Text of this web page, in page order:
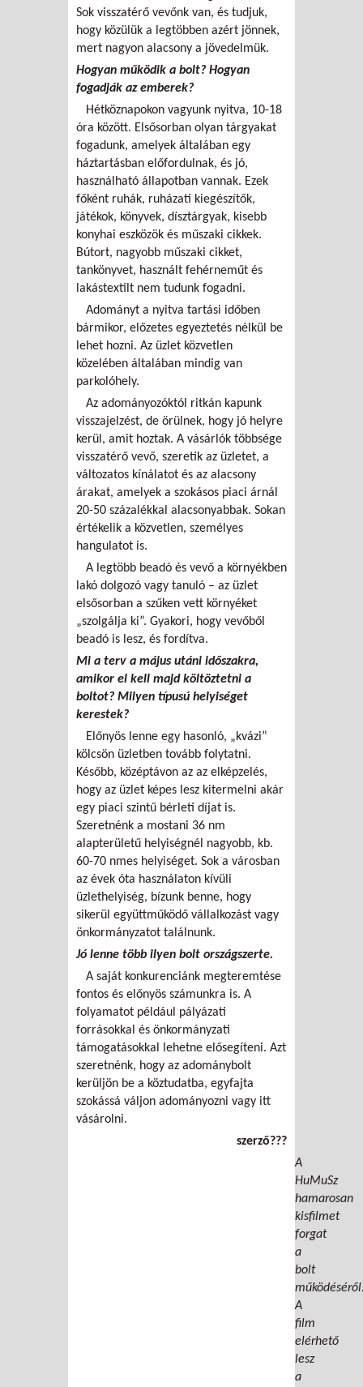
Sok visszatérő vevőnk van, és tudjuk,
hogy közülük a legtöbben azért jönnek,
mert nagyon alacsony a jövedelmük.
Hogyan működik a bolt? Hogyan
fogadják az emberek?
Hétköznapokon vagyunk nyitva, 10-18
óra között. Elsősorban olyan tárgyakat
fogadunk, amelyek általában egy
háztartásban előfordulnak, és jó,
használható állapotban vannak. Ezek
főként ruhák, ruházati kiegészítők,
játékok, könyvek, dísztárgyak, kisebb
konyhai eszközök és műszaki cikkek.
Bútort, nagyobb műszaki cikket,
tankönyvet, használt fehérneműt és
lakástextilt nem tudunk fogadni.
Adományt a nyitva tartási időben
bármikor, előzetes egyeztetés nélkül be
lehet hozni. Az üzlet közvetlen
közelében általában mindig van
parkolóhely.
Az adományozóktól ritkán kapunk
visszajelzést, de örülnek, hogy jó helyre
kerül, amit hoztak. A vásárlók többsége
visszatérő vevő, szeretik az üzletet, a
változatos kínálatot és az alacsony
árakat, amelyek a szokásos piaci árnál
20-50 százalékkal alacsonyabbak. Sokan
értékelik a közvetlen, személyes
hangulatot is.
A legtöbb beadó és vevő a környékben
lakó dolgozó vagy tanuló – az üzlet
elsősorban a szűken vett környéket
„szolgálja ki”. Gyakori, hogy vevőből
beadó is lesz, és fordítva.
Mi a terv a május utáni időszakra,
amikor el kell majd költöztetni a
boltot? Milyen típusú helyiséget
kerestek?
Előnyös lenne egy hasonló, „kvázi”
kölcsön üzletben tovább folytatni.
Később, középtávon az az elképzelés,
hogy az üzlet képes lesz kitermelni akár
egy piaci szintű bérleti díjat is.
Szeretnénk a mostani 36 nm
alapterületű helyiségnél nagyobb, kb.
60-70 nmes helyiséget. Sok a városban
az évek óta használaton kívüli
üzlethelyiség, bízunk benne, hogy
sikerül együttműködő vállalkozást vagy
önkormányzatot találnunk.
Jó lenne több ilyen bolt országszerte.
A saját konkurenciánk megteremtése
fontos és előnyös számunkra is. A
folyamatot például pályázati
forrásokkal és önkormányzati
támogatásokkal lehetne elősegíteni. Azt
szeretnénk, hogy az adománybolt
kerüljön be a köztudatba, egyfajta
szokássá váljon adományozni vagy itt
vásárolni.
szerző???
A
HuMuSz
hamarosan
kisfilmet
forgat
a
bolt
A
film
elérhető
lesz
a